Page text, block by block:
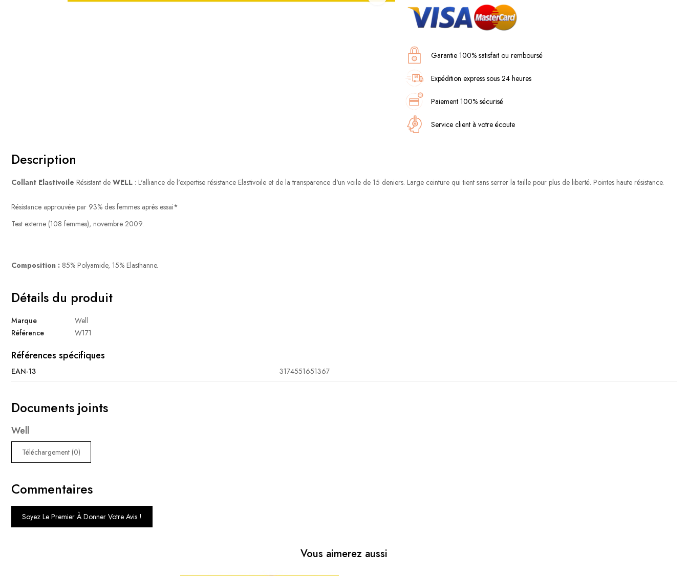
Garantie 100% satisfait ou remboursé
Expédition express sous 24 heures
Paiement 100% sécurisé
Service client à votre écoute
Description
Collant Elastivoile Résistant de WELL : L'alliance de l'expertise résistance Elastivoile et de la transparence d'un voile de 15 deniers. Large ceinture qui tient sans serrer la taille pour plus de liberté. Pointes haute résistance.
Résistance approuvée par 93% des femmes après essai*
Test externe (108 femmes), novembre 2009.
Composition : 85% Polyamide, 15% Elasthanne.
Détails du produit
Marque
Well
Référence
W171
Références spécifiques
EAN-13 3174551651367
Documents joints
Well
Téléchargement (0)
Commentaires
Soyez Le Premier À Donner Votre Avis !
Vous aimerez aussi